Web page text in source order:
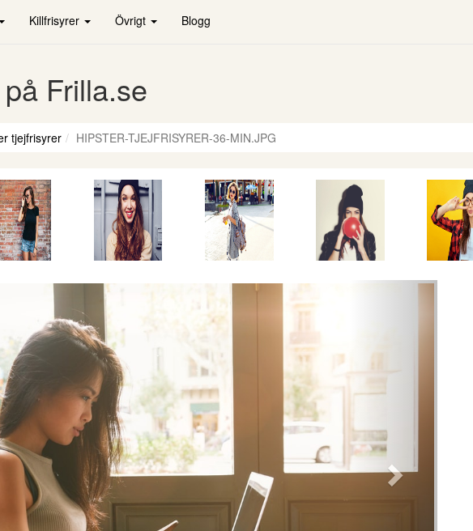
Killfrisyrer Övrigt Blogg
Frilla.se
tjejfrisyrer HIPSTER-TJEJFRISYRER-36-MIN.JPG